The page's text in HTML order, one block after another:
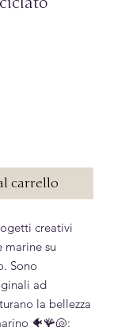
carrello
creativi
marine su
Sono
ad
la bellezza
🐠🪸🐚: